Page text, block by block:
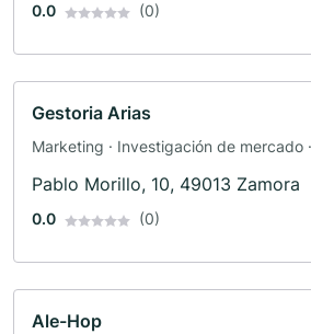
0.0 (0)
Gestoria Arias
Marketing · Investigación de mercado
Pablo Morillo, 10, 49013 Zamora
0.0 (0)
Ale-Hop